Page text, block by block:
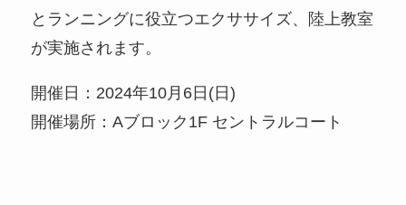
とランニングに役立つエクササイズ、陸上教室
が実施されます。
開催日：2024年10月6日(日)
開催場所：Aブロック1F セントラルコート